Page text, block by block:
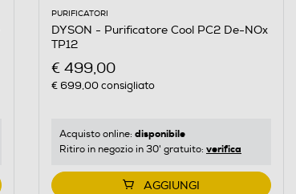
PURIFICATORI
DYSON - Purificatore Cool PC2 De-NOx
TP12
€ 499,00
€ 699,00consigliato
Acquisto online: disponibile
Ritiro in negozio in 30' gratuito: verifica
AGGIUNGI